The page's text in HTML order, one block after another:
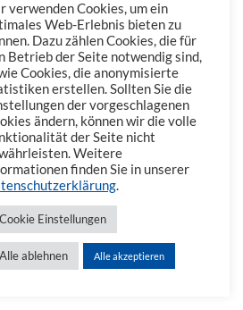
+423 235 0660
+423 235 0669
office@vienna-life.li
Impressum
verwenden Cookies, um ein
Web-Erlebnis bieten zu
Dazu zählen Cookies, die für
Betrieb der Seite notwendig sind,
Cookies, die anonymisierte
erstellen. Sollten Sie die
der vorgeschlagenen
ändern, können wir die volle
der Seite nicht
Weitere
finden Sie in unserer
.
Cookie Einstellungen
Alle ablehnen Alle akzeptieren